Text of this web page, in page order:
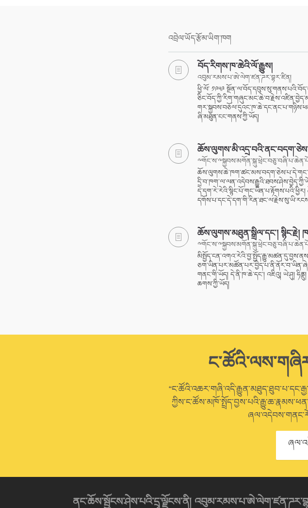
འབྲེལ་ཡོད་རྩོམ་ཡིག་ཁག
བོད་རིགས་ཁ་ཆེའི་ལོ་རྒྱུས།
འབུམ་རམས་པ་ཨེ་ལེག་ཛན་ཌར་བྷར་ཛིན།
ཕྱི་ལོ་ ༡༩༥༩
ཞི་མཐུན་ངང་གནས་ཀྱི་ཡོད།
ཆོས་ལུགས་མཐུན་སྒྲིལ་དང་། སྙིང་རྗེ།
གནང་གི་ཡོད། དེ་ནི་ཁ་ཆེ་དང་། འཇིའུ། ཡེ་ཤུ།
ཆགས་ཀྱི་ཡོད།
ནང་ཆོས་སྦྱོངས་ཤེས་པའི་དྲྭ་ལྗོངས་ནི།